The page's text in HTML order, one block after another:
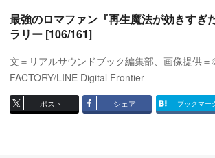
最強のロマファン『再生魔法が効きす
ラリー [106/161]
文＝リアルサウンドブック編集部、画像提供
FACTORY/LINE Digital Frontier
ポスト シェア ブックマー